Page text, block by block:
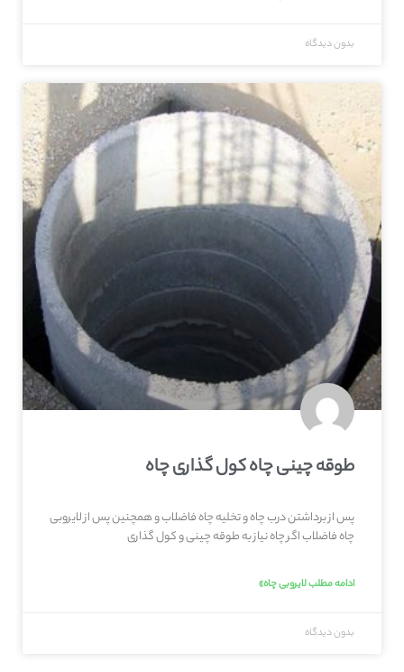
بدون دیدگاه
طوقه چینی چاه کول گذاری چاه
پس از برداشتن درب چاه و تخلیه چاه فاضلاب و همچنین پس از لایروبی
چاه فاضلاب اگر چاه نیاز به طوقه چینی و کول گذاری
ادامه مطلب لایروبی چاه»
بدون دیدگاه